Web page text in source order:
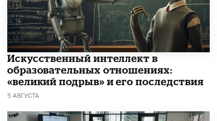
​Искусственный интеллект в
образовательных отношениях:
«великий подрыв» и его последствия
5 АВГУСТА